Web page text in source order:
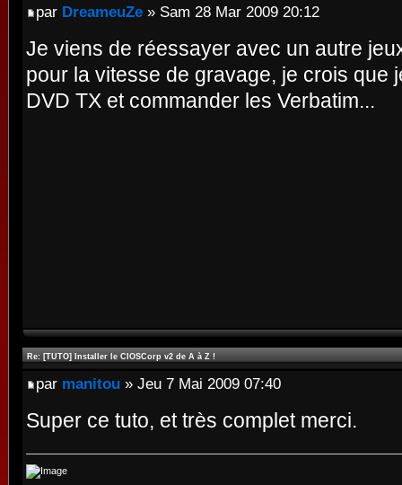
par DreameuZe » Sam 28 Mar 2009 20:12
Je viens de réessayer avec un autre
pour la vitesse de gravage, je crois que
DVD TX et commander les Verbatim...
Re: [TUTO] Installer le CIOSCorp v2 de A à Z !
par manitou » Jeu 7 Mai 2009 07:40
Super ce tuto, et très complet merci.